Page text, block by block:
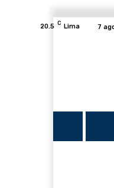
20.5 C Lima 7